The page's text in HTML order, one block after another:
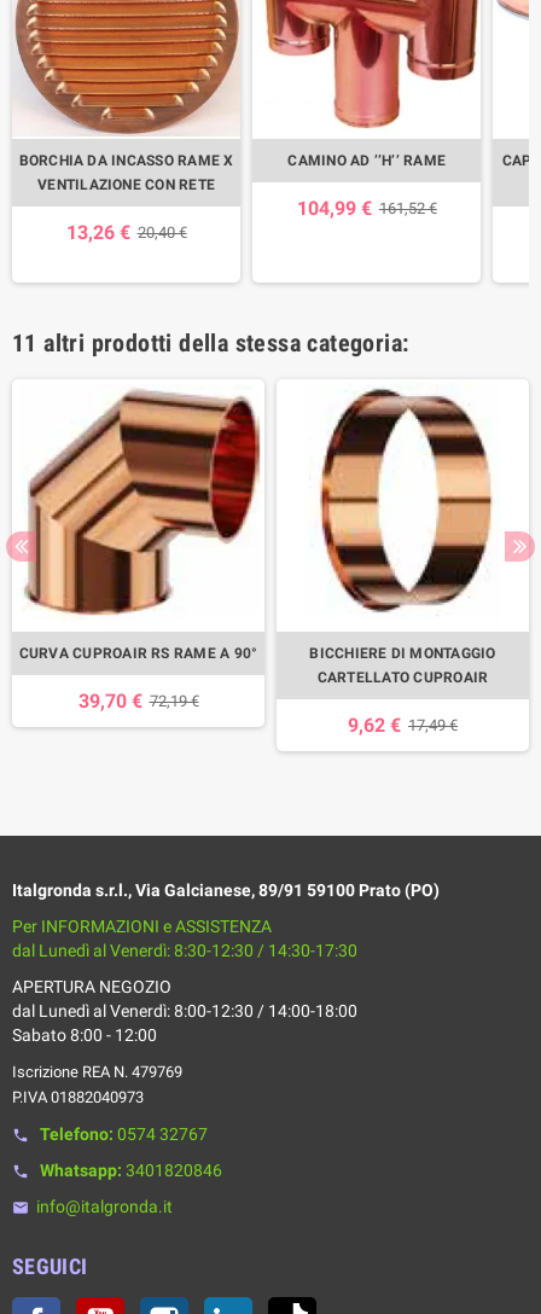
BORCHIA DA INCASSO RAME X
VENTILAZIONE CON RETE
13,26 € 20,40 €
CAMINO AD ’’H’’ RAME
104,99 € 161,52 €
11 altri prodotti della stessa categoria:
CURVA CUPROAIR RS RAME A 90°
39,70 € 72,19 €
BICCHIERE DI MONTAGGIO
CARTELLATO CUPROAIR
9,62 € 17,49 €
Italgronda s.r.l., Via Galcianese, 89/91 59100 Prato (PO)
Per INFORMAZIONI e ASSISTENZA
dal Lunedì al Venerdì: 8:30-12:30 / 14:30-17:30
APERTURA NEGOZIO
dal Lunedì al Venerdì: 8:00-12:30 / 14:00-18:00
Sabato 8:00 - 12:00
Iscrizione REA N. 479769
P.IVA 01882040973
phone Telefono: 0574 32767
phone Whatsapp: 3401820846
email info@italgronda.it
SEGUICI
Facebook YouTube Instagram LinkedIn